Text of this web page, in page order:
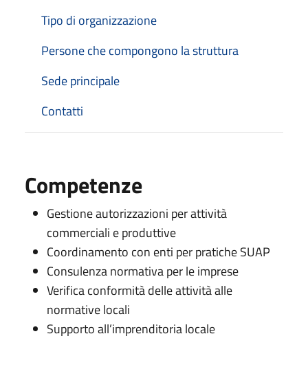
Tipo di organizzazione
Persone che compongono la struttura
Sede principale
Contatti
Competenze
Gestione autorizzazioni per attività
commerciali e produttive
Coordinamento con enti per pratiche SUAP
Consulenza normativa per le imprese
Verifica conformità delle attività alle
normative locali
Supporto all’imprenditoria locale